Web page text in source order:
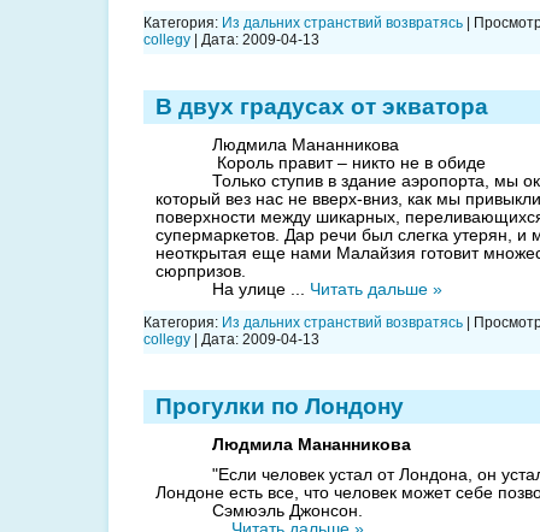
Категория: Из дальних странствий возвратясь |
collegy | Дата: 2009-04-13
В двух градусах от экватора
Людмила Мананникова
Король правит – никто не в обиде
Только ступив в здание аэропор­та, мы
ко­торый вез нас не вверх-вниз, как мы
поверхности между шикарных,
супермаркетов. Дар речи был слегка утерян, и
неоткрытая еще нами Малайзия готовит
сюрпризов.
На улице
Читать дальше »
Категория: Из дальних странствий возвратясь |
collegy | Дата: 2009-04-13
Прогулки по Лондону
Людмила Мананникова
"Если человек устал от Лондона, он
Лондоне есть все, что человек может себе
Сэмюэль Джонсон.